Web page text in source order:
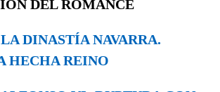
DEL ROMANCE
LA DINASTÍA NAVARRA.
HECHA REINO